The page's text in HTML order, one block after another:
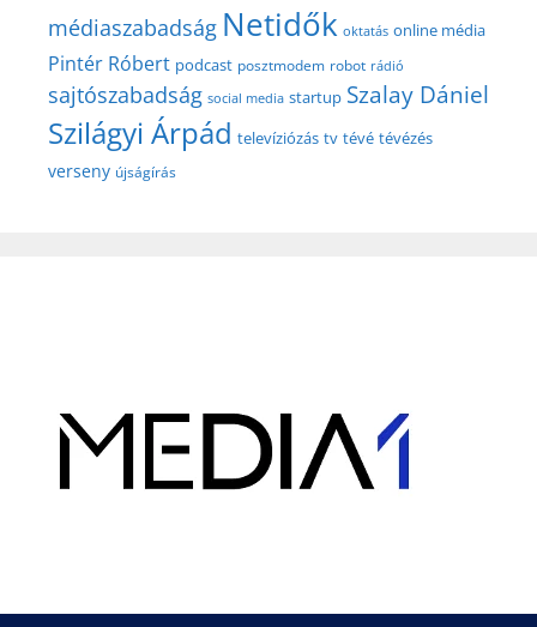
médiaszabadság Netidők oktatás online média
Pintér Róbert podcast posztmodem robot rádió
sajtószabadság social media startup Szalay Dániel
Szilágyi Árpád televíziózás tv tévé tévézés
verseny újságírás